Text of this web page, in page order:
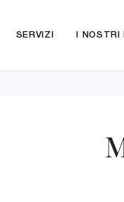
SERVIZI I NOSTRI